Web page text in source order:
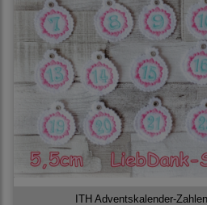
ITH Adventskalender-